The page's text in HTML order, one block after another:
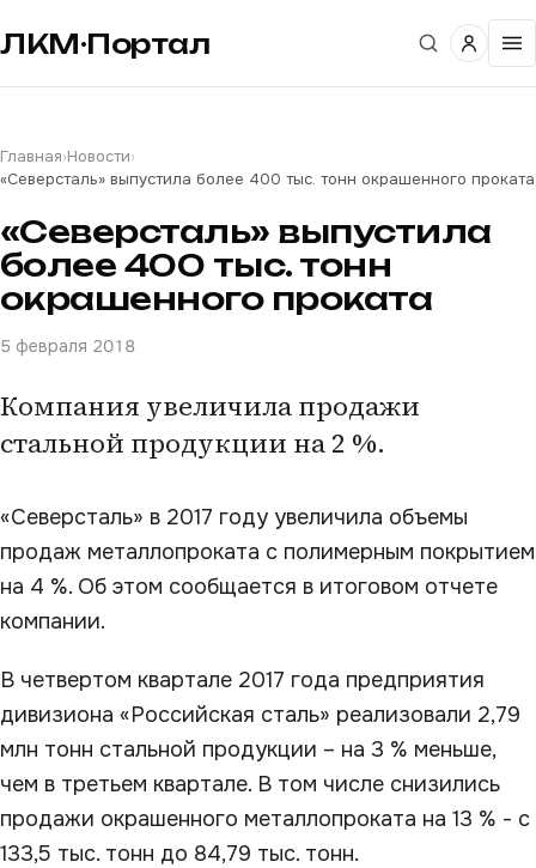
ЛКМ·Портал
Главная›Новости›
«Северсталь» выпустила более 400 тыс. тонн окрашенного проката
«Северсталь» выпустила
более 400 тыс. тонн
окрашенного проката
5 февраля 2018
Компания увеличила продажи
стальной продукции на 2 %.
«Северсталь» в 2017 году увеличила объемы
продаж металлопроката с полимерным покрытием
на 4 %. Об этом сообщается в итоговом отчете
компании.
В четвертом квартале 2017 года предприятия
дивизиона «Российская сталь» реализовали 2,79
млн тонн стальной продукции – на 3 % меньше,
чем в третьем квартале. В том числе снизились
продажи окрашенного металлопроката на 13 % - с
133,5 тыс. тонн до 84,79 тыс. тонн.